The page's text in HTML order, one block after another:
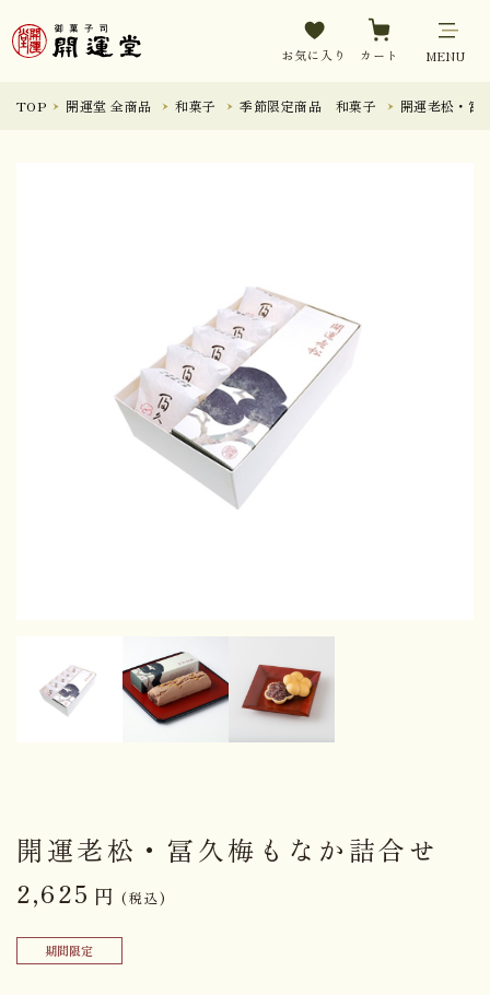
お気に入り カート MENU
TOP 開運堂 全商品 和菓子 季節限定商品 和菓子 開運老松・冨
開運老松・冨久梅もなか詰合せ
2,625 円 (税込)
期間限定